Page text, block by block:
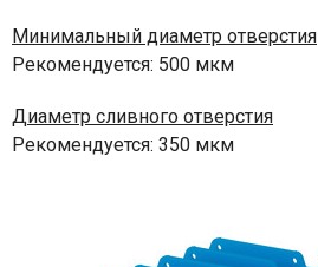
Минимальный диаметр отверстия
Рекомендуется: 500 мкм
Диаметр сливного отверстия
Рекомендуется: 350 мкм